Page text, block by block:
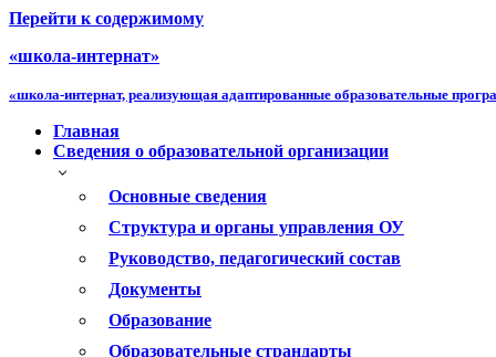
Перейти к содержимому
«школа-интернат»
«школа-интернат, реализующая адаптированные образовательные
Главная
Сведения о образовательной организации
Основные сведения
Структура и органы управления ОУ
Руководство, педагогический состав
Документы
Образование
Образовательные страндарты